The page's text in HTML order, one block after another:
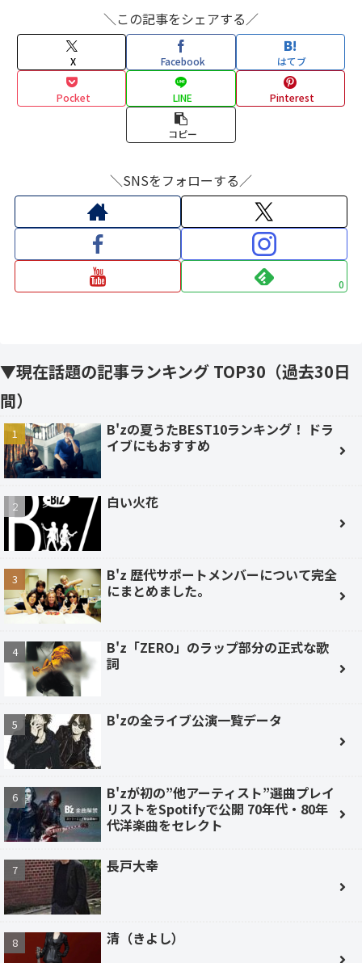
＼この記事をシェアする／
X Facebook はてブ
Pocket LINE Pinterest
コピー
＼SNSをフォローする／
0
▼現在話題の記事ランキング TOP30（過去30日
間）
B'zの夏うたBEST10ランキング！ ドラ
イブにもおすすめ
白い火花
B'z 歴代サポートメンバーについて完全
にまとめました。
B'z「ZERO」のラップ部分の正式な歌
詞
B'zの全ライブ公演一覧データ
B'zが初の”他アーティスト”選曲プレイ
リストをSpotifyで公開 70年代・80年
代洋楽曲をセレクト
長戸大幸
清（きよし）